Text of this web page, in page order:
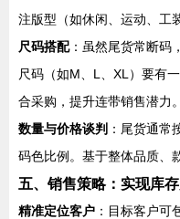
注版型（如休闲、运动、工
尺码搭配：虽然尾货常断码
尺码（如M、L、XL）要有
合采购，提升连带销售潜力。
数量与价格谈判 ：尾货通常
码色比例。基于整体品质、
五、销售策略：实现库
精准定位客户 ：目标客户可